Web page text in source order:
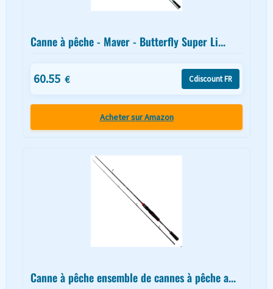
Canne à pêche - Maver - Butterfly Super Li...
60.55 € Cdiscount FR
Acheter sur Amazon
Canne à pêche ensemble de cannes à pêche a...